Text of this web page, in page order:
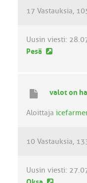
s
i
17 Vastauksia
Uusin viesti:
Pesä
U
v
s
i
valot on
Aloittaja
10 Vastauksia
Uusin viesti: